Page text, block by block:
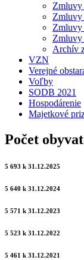
Zmluvy
Zmluvy
Zmluvy
Zmluvy
Archív
VZN
Verejné
Voľby
SODB 2021
Hospodárenie
Majetkové
Počet
5 693 k 31.12.2025
5 640 k 31.12.2024
5 571 k 31.12.2023
5 523 k 31.12.2022
5 461 k 31.12.2021